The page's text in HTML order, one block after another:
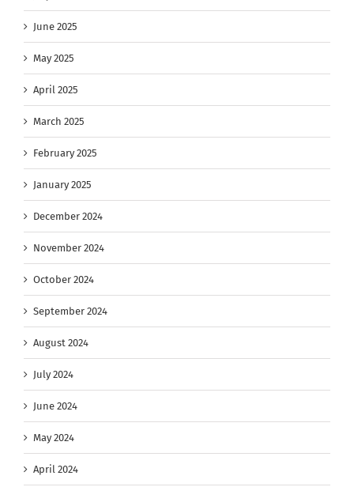
June 2025
May 2025
April 2025
March 2025
February 2025
January 2025
December 2024
November 2024
October 2024
September 2024
August 2024
July 2024
June 2024
May 2024
April 2024